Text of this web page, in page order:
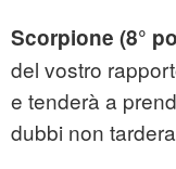
Scorpione (8°
del vostro
e tenderà a
dubbi non